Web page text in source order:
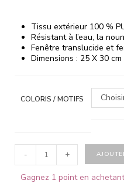
Tissu extérieur 100 %
Résistant à l’eau, la
Fenêtre translucide et
Dimensions : 25 X 30 cm
COLORIS / MOTIFS
- +
Gagnez 1 point en